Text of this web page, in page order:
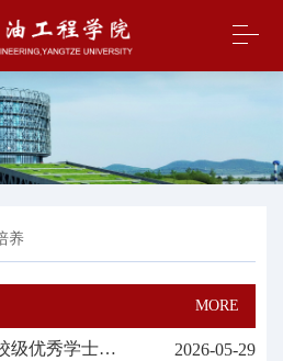
养
MORE
级优秀学士学
2026-05-29